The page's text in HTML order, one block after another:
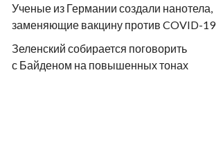
Ученые из Германии создали нанотела,
заменяющие вакцину против COVID-19
Зеленский собирается поговорить
с Байденом на повышенных тонах